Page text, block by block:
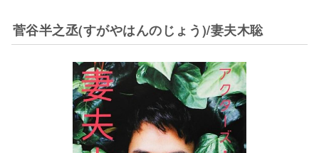
菅谷半之丞(すがやはんのじょう)/妻夫木聡